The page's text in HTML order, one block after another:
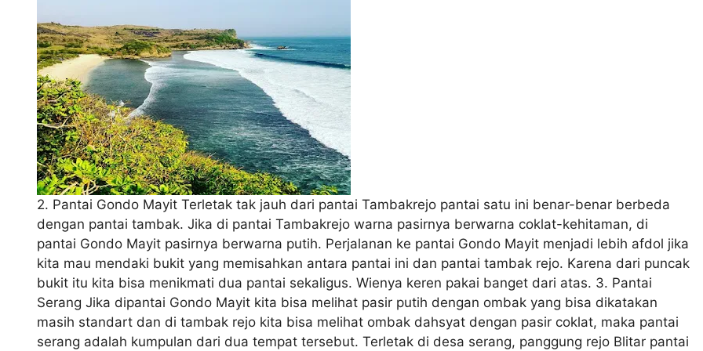
2. Pantai Gondo Mayit Terletak tak jauh dari pantai Tambakrejo pantai satu ini benar-benar berbeda
dengan pantai tambak. Jika di pantai Tambakrejo warna pasirnya berwarna coklat-kehitaman, di
pantai Gondo Mayit pasirnya berwarna putih. Perjalanan ke pantai Gondo Mayit menjadi lebih afdol jika
kita mau mendaki bukit yang memisahkan antara pantai ini dan pantai tambak rejo. Karena dari puncak
bukit itu kita bisa menikmati dua pantai sekaligus. Wienya keren pakai banget dari atas. 3. Pantai
Serang Jika dipantai Gondo Mayit kita bisa melihat pasir putih dengan ombak yang bisa dikatakan
masih standart dan di tambak rejo kita bisa melihat ombak dahsyat dengan pasir coklat, maka pantai
serang adalah kumpulan dari dua tempat tersebut. Terletak di desa serang, panggung rejo Blitar pantai